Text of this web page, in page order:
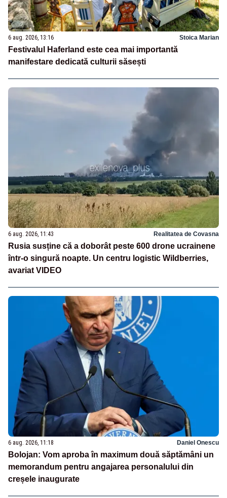
6 aug. 2026, 13:16 Stoica Marian
Festivalul Haferland este cea mai importantă
manifestare dedicată culturii săsești
6 aug. 2026, 11:43 Realitatea de Covasna
Rusia susține că a doborât peste 600 drone ucrainene
într-o singură noapte. Un centru logistic Wildberries,
avariat VIDEO
6 aug. 2026, 11:18 Daniel Onescu
Bolojan: Vom aproba în maximum două săptămâni un
memorandum pentru angajarea personalului din
creșele inaugurate